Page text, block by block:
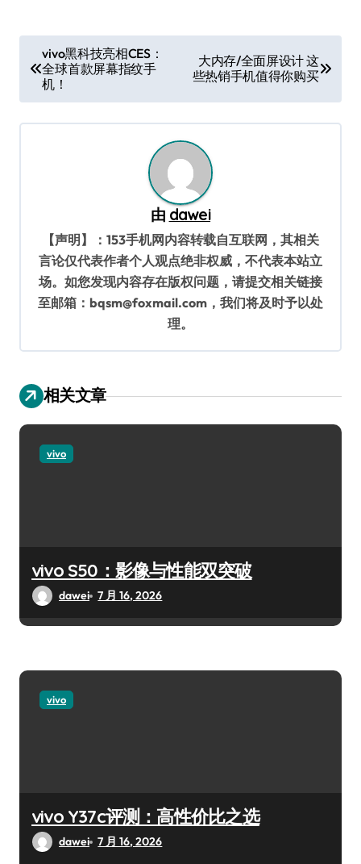
章
导
航
vivo黑科技亮相CES：
全球首款屏幕指纹手
机！
大内存/全面屏设计 这
些热销手机值得你购买
由 dawei
【声明】：153手机网内容转载自互联网，其相关
言论仅代表作者个人观点绝非权威，不代表本站立
场。如您发现内容存在版权问题，请提交相关链接
至邮箱：bqsm@foxmail.com，我们将及时予以处
理。
相关文章
vivo
vivo S50：影像与性能双突破
dawei 7 月 16, 2026
vivo
vivo Y37c评测：高性价比之选
dawei 7 月 16, 2026